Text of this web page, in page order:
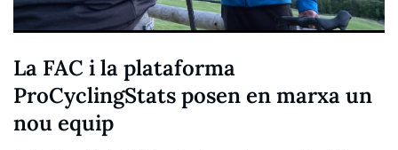
La FAC i la plataforma
ProCyclingStats posen en marxa un
nou equip